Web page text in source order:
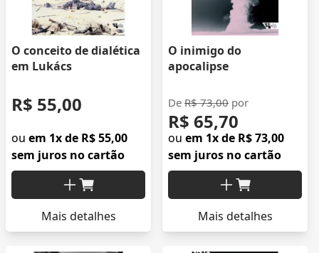
O conceito de dialética
em Lukács
R$ 55,00
ou em 1x de R$ 55,00
sem juros no cartão
Mais detalhes
O inimigo do
apocalipse
De R$ 73,00 por
R$ 65,70
ou em 1x de R$ 73,00
sem juros no cartão
Mais detalhes